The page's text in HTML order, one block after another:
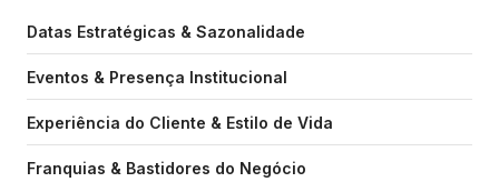
Datas Estratégicas & Sazonalidade
Eventos & Presença Institucional
Experiência do Cliente & Estilo de Vida
Franquias & Bastidores do Negócio